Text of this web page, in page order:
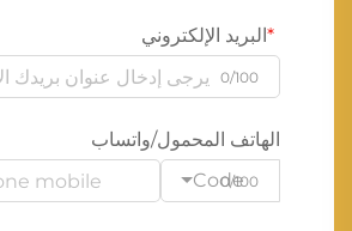
البريد الإلكتروني
0/100
الهاتف المحمول/واتساب
Code
0/100